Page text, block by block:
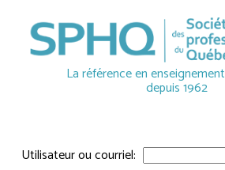
La référence en
depuis 1962
Utilisateur ou courriel: